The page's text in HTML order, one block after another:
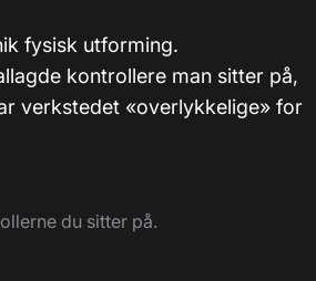
fysisk utforming.
kontrollere man sitter på,
verkstedet «overlykkelige» for
du sitter på.